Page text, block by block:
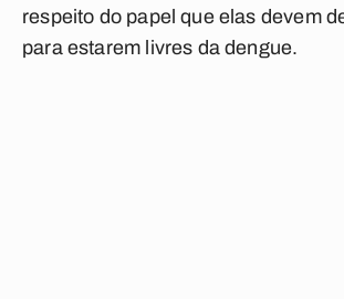
respeito do papel que elas devem
para estarem livres da dengue.